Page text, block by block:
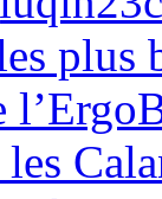
plus